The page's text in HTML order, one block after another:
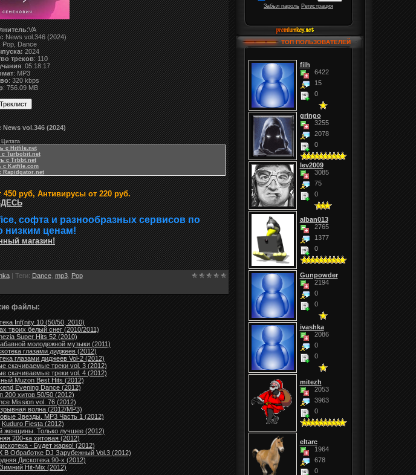
:VA
News vol.346 (2024)
Pop, Dance
2024
треков: 110
: 05:18:17
: MP3
: 320 kbps
: 756.09 MB
News vol.346 (2024)
Цитата
с Hitfile.net
с Turbobit.net
с Trbbt.net
с Katfile.com
Rapidgator.net
450 руб, Антивирусы от 220 руб.
софта и разнообразных сервисов по
низким ценам!
магазин!
| Теги: Dance, mp3, Pop
файлы:
Inf(nity 10 (50/50, 2010)
твоих белый снег (2010/2011)
Super Hits 52 (2010)
молодежной музыки (2011)
глазами диджеев (2012)
глазами диджеев Vol-2 (2012)
скачиваемые треки vol. 3 (2012)
скачиваемые треки vol. 4 (2012)
Muzon Best Hits (2012)
Evening Dance (2012)
200 хитов 50/50 (2012)
Mission vol. 76 (2012)
волна (2012/MP3)
Звезды. MP3 Часть 1 (2012)
Kuduro Fiesta (2012)
женщины. Только лучшее (2012)
200-ка хитовая (2012)
- Будет жарко! (2012)
В Обработке DJ Зарубежный Vol.3 (2012)
Дискотека 90-х (2012)
Зимний Hit-Mix (2012)
Забыл пароль Регистрация
ТОП ПОЛЬЗОВАТЕЛЕЙ
filh
6422
15
0
gringo
3255
2078
0
lev2009
3085
75
0
alban013
2765
1377
0
Gunpowder
2194
0
0
ivashka
2086
0
0
mitezh
2053
3963
0
eltarc
1964
678
0